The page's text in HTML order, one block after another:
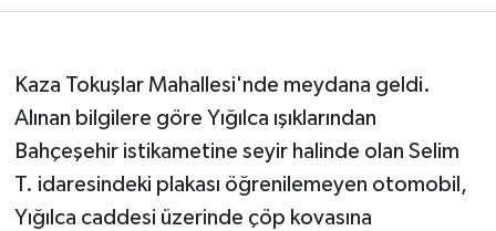
Kaza Tokuşlar Mahallesi'nde meydana geldi.
Alınan bilgilere göre Yığılca ışıklarından
Bahçeşehir istikametine seyir halinde olan Selim
T. idaresindeki plakası öğrenilemeyen otomobil,
Yığılca caddesi üzerinde çöp kovasına